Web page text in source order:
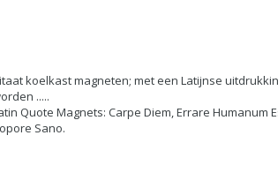
koelkast magneten; met een Latijnse
.....
Quote Magnets: Carpe Diem, Errare Humanum
Sano.